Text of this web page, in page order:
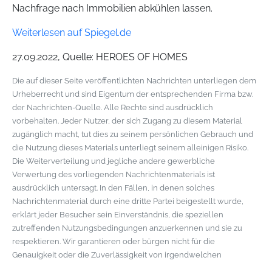
Nachfrage nach Immobilien abkühlen lassen.
Weiterlesen auf Spiegel.de
27.09.2022, Quelle: HEROES OF HOMES
Die auf dieser Seite veröffentlichten Nachrichten unterliegen dem
Urheberrecht und sind Eigentum der entsprechenden Firma bzw.
der Nachrichten-Quelle. Alle Rechte sind ausdrücklich
vorbehalten. Jeder Nutzer, der sich Zugang zu diesem Material
zugänglich macht, tut dies zu seinem persönlichen Gebrauch und
die Nutzung dieses Materials unterliegt seinem alleinigen Risiko.
Die Weiterverteilung und jegliche andere gewerbliche
Verwertung des vorliegenden Nachrichtenmaterials ist
ausdrücklich untersagt. In den Fällen, in denen solches
Nachrichtenmaterial durch eine dritte Partei beigestellt wurde,
erklärt jeder Besucher sein Einverständnis, die speziellen
zutreffenden Nutzungsbedingungen anzuerkennen und sie zu
respektieren. Wir garantieren oder bürgen nicht für die
Genauigkeit oder die Zuverlässigkeit von irgendwelchen